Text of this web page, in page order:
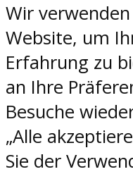
Wir
Website, um
Erfahrung zu
an Ihre
Besuche
„Alle
Sie der